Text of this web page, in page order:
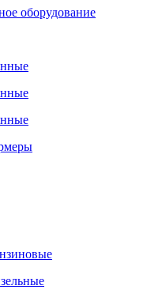
оборудование